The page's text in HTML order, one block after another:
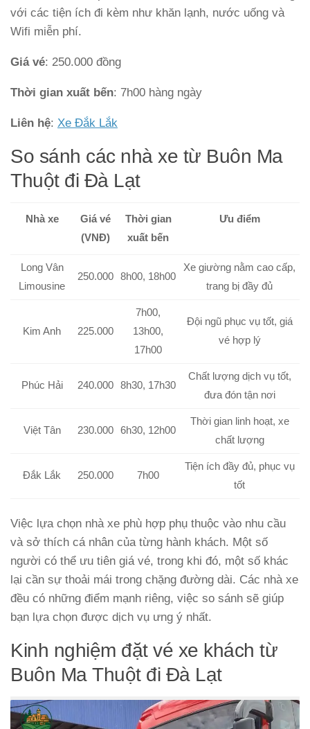
với các tiện ích đi kèm như khăn lạnh, nước uống và
Wifi miễn phí.
Giá vé: 250.000 đồng
Thời gian xuất bến: 7h00 hàng ngày
Liên hệ: Xe Đắk Lắk
So sánh các nhà xe từ Buôn Ma
Thuột đi Đà Lạt
Nhà xe
Giá vé
(VNĐ)
Thời gian
xuất bến
Ưu điểm
Long Vân
Limousine
250.000 8h00, 18h00
Xe giường nằm cao cấp,
trang bị đầy đủ
Kim Anh 225.000
7h00,
13h00,
17h00
Đội ngũ phục vụ tốt, giá
vé hợp lý
Phúc Hải 240.000 8h30, 17h30
Chất lượng dịch vụ tốt,
đưa đón tận nơi
Việt Tân 230.000 6h30, 12h00
Thời gian linh hoạt, xe
chất lượng
Đắk Lắk 250.000 7h00
Tiện ích đầy đủ, phục vụ
tốt
Việc lựa chọn nhà xe phù hợp phụ thuộc vào nhu cầu
và sở thích cá nhân của từng hành khách. Một số
người có thể ưu tiên giá vé, trong khi đó, một số khác
lại cần sự thoải mái trong chặng đường dài. Các nhà xe
đều có những điểm mạnh riêng, việc so sánh sẽ giúp
bạn lựa chọn được dịch vụ ưng ý nhất.
Kinh nghiệm đặt vé xe khách từ
Buôn Ma Thuột đi Đà Lạt